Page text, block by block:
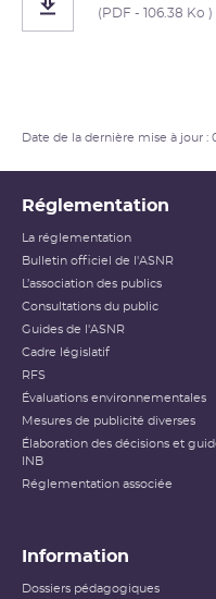
(PDF - 106.38 Ko )
Date de la dernière mise à jour :
Réglementation
La réglementation
Bulletin officiel de l'ASNR
L’association des publics
Consultations du public
Guides de l'ASNR
Cadre législatif
RFS
Évaluations environnementales
Mesures de publicité diverses
Élaboration des décisions et
INB
Réglementation associée
Information
Dossiers pédagogiques